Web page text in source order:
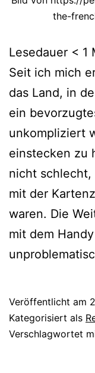
the-
Lesedauer < 1
Seit ich mich
das Land, in
ein
unkompliziert
einstecken zu
nicht schlecht,
mit der
waren. Die
mit dem
Veröffentlicht am
Kategorisiert als
Verschlagwortet